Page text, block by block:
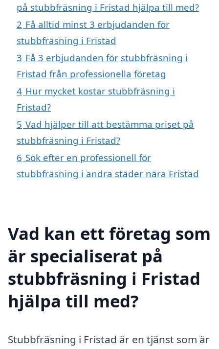
på stubbfräsning i Fristad hjälpa till med?
2 Få alltid minst 3 erbjudanden för
stubbfräsning i Fristad
3 Få 3 erbjudanden för stubbfräsning i
Fristad från professionella företag
4 Hur mycket kostar stubbfräsning i
Fristad?
5 Vad hjälper till att bestämma priset på
stubbfräsning i Fristad?
6 Sök efter en professionell för
stubbfräsning i andra städer nära Fristad
Vad kan ett företag som
är specialiserat på
stubbfräsning i Fristad
hjälpa till med?
Stubbfräsning i Fristad är en tjänst som är